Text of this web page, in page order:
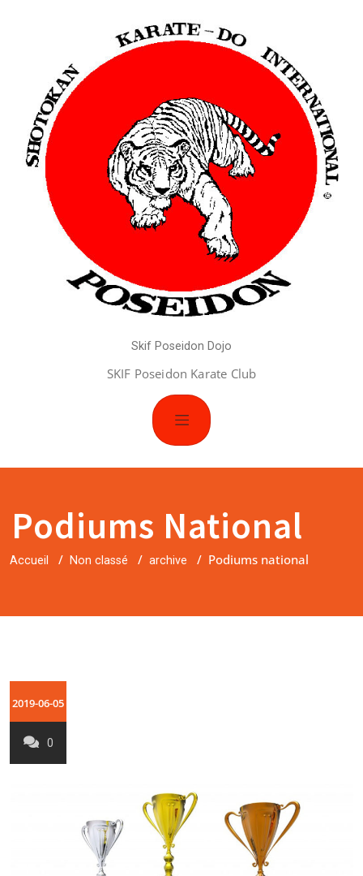
Skif Poseidon Dojo
SKIF Poseidon Karate Club
Podiums National
Accueil / Non classé / archive / Podiums national
2019-06-05
0